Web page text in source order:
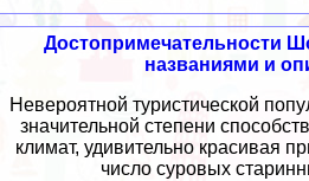
Достопримечательности
названиями и
Невероятной туристической
значительной степени
климат, удивительно красивая
число суровых